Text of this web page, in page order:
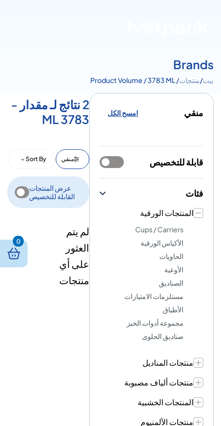
Brands
بيت/منتجات/ Product Volume / 3783 ML
منقي امسح الكل
قابلة للتخصيص
فئات
المنتجات الورقية
Cups / Carriers
الأكياس الورقية
الحاويات
الأوعية
الصناديق
مستلزمات الامتيازات
الأطباق
مجموعة أدوات الخبز
صناديق الحلوى
منتجات المناديل
منتجات ألياف مصبوبة
المنتجات الخشبية
منتجات الألمنيوم
2 نتائج لـ مقدار -
3783 ML
منقي Sort By
عرض المنتجات
القابلة للتخصيص
لم يتم
العثور
على أي
منتجات
0